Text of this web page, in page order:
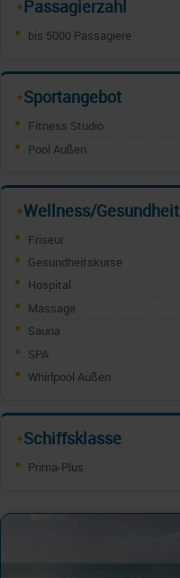
✦Passagierzahl
bis 5000 Passagiere
✦Sportangebot
Fitness Studio
Pool Außen
✦Wellness/Gesundheit
Friseur
Gesundheitskurse
Hospital
Massage
Sauna
SPA
Whirlpool Außen
✦Schiffsklasse
Prima-Plus